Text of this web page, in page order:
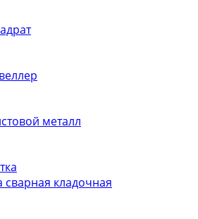
металл
сварная кладочная